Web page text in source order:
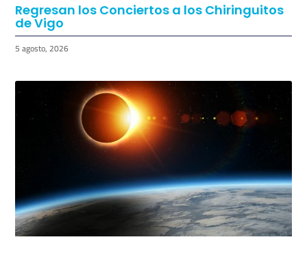
Regresan los Conciertos a los Chiringuitos
de Vigo
5 agosto, 2026